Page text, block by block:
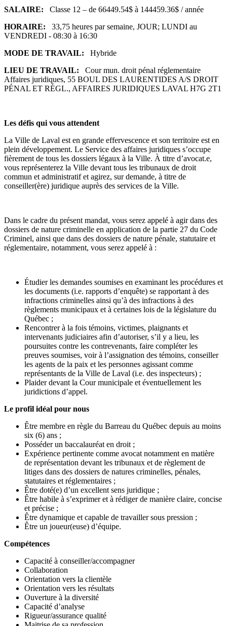
SALAIRE: Classe 12 – de 66449.54$ à 144459.36$ / année
HORAIRE: 33,75 heures par semaine, JOUR; LUNDI au
VENDREDI - 08:30 à 16:30
MODE DE TRAVAIL: Hybride
LIEU DE TRAVAIL: Cour mun. droit pénal réglementaire
Affaires juridiques, 55 BOUL DES LAURENTIDES A/S DROIT
PÉNAL ET RÉGL., AFFAIRES JURIDIQUES LAVAL H7G 2T1
Les défis qui vous attendent
La Ville de Laval est en grande effervescence et son territoire est en
plein développement. Le Service des affaires juridiques s’occupe
fièrement de tous les dossiers légaux à la Ville. À titre d’avocat.e,
vous représenterez la Ville devant tous les tribunaux de droit
commun et administratif et agirez, sur demande, à titre de
conseiller(ère) juridique auprès des services de la Ville.
Dans le cadre du présent mandat, vous serez appelé à agir dans des
dossiers de nature criminelle en application de la partie 27 du Code
Criminel, ainsi que dans des dossiers de nature pénale, statutaire et
réglementaire, notamment, vous serez appelé à :
Étudier les demandes soumises en examinant les procédures et
les documents (i.e. rapports d’enquête) se rapportant à des
infractions criminelles ainsi qu’à des infractions à des
règlements municipaux et à certaines lois de la législature du
Québec ;
Rencontrer à la fois témoins, victimes, plaignants et
intervenants judiciaires afin d’autoriser, s’il y a lieu, les
poursuites contre les contrevenants, faire compléter les
preuves soumises, voir à l’assignation des témoins, conseiller
les agents de la paix et les personnes agissant comme
représentants de la Ville de Laval (i.e. des inspecteurs) ;
Plaider devant la Cour municipale et éventuellement les
juridictions d’appel.
Le profil idéal pour nous
Être membre en règle du Barreau du Québec depuis au moins
six (6) ans ;
Posséder un baccalauréat en droit ;
Expérience pertinente comme avocat notamment en matière
de représentation devant les tribunaux et de règlement de
litiges dans des dossiers de natures criminelles, pénales,
statutaires et réglementaires ;
Être doté(e) d’un excellent sens juridique ;
Être habile à s’exprimer et à rédiger de manière claire, concise
et précise ;
Être dynamique et capable de travailler sous pression ;
Être un joueur(euse) d’équipe.
Compétences
Capacité à conseiller/accompagner
Collaboration
Orientation vers la clientèle
Orientation vers les résultats
Ouverture à la diversité
Capacité d’analyse
Rigueur/assurance qualité